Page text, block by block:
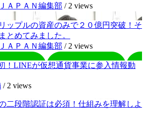
ＡＰＡＮ編集部 / 2 views
ップルの資産のみで２０億円突破！そ
とめてみました。
ＡＰＡＮ編集部 / 2 views
！LINEが仮想通貨事業に参入情報動
/ 2 views
二段階認証は必須！仕組みを理解しよ